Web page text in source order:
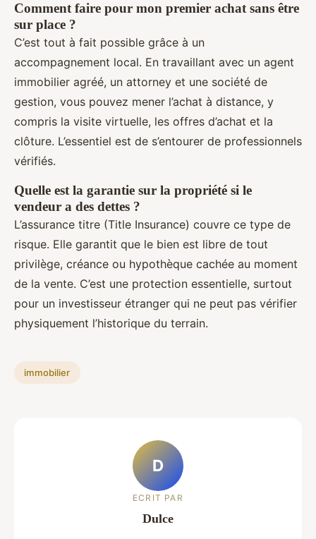
Comment faire pour mon premier achat sans être
sur place ?
C’est tout à fait possible grâce à un
accompagnement local. En travaillant avec un agent
immobilier agréé, un attorney et une société de
gestion, vous pouvez mener l’achat à distance, y
compris la visite virtuelle, les offres d’achat et la
clôture. L’essentiel est de s’entourer de professionnels
vérifiés.
Quelle est la garantie sur la propriété si le
vendeur a des dettes ?
L’assurance titre (Title Insurance) couvre ce type de
risque. Elle garantit que le bien est libre de tout
privilège, créance ou hypothèque cachée au moment
de la vente. C’est une protection essentielle, surtout
pour un investisseur étranger qui ne peut pas vérifier
physiquement l’historique du terrain.
immobilier
D
ECRIT PAR
Dulce